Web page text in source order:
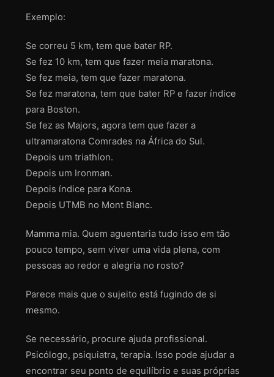
Exemplo:
Se correu 5 km, tem que bater RP.
Se fez 10 km, tem que fazer meia maratona.
Se fez meia, tem que fazer maratona.
Se fez maratona, tem que bater RP e fazer índice
para Boston.
Se fez as Majors, agora tem que fazer a
ultramaratona Comrades na África do Sul.
Depois um triathlon.
Depois um Ironman.
Depois índice para Kona.
Depois UTMB no Mont Blanc.
Mamma mia. Quem aguentaria tudo isso em tão
pouco tempo, sem viver uma vida plena, com
pessoas ao redor e alegria no rosto?
Parece mais que o sujeito está fugindo de si
mesmo.
Se necessário, procure ajuda profissional.
Psicólogo, psiquiatra, terapia. Isso pode ajudar a
encontrar seu ponto de equilíbrio e suas próprias